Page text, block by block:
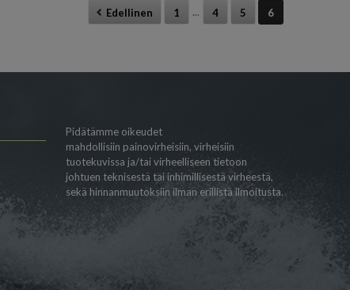
Edellinen 1 ... 4 5 6
Pidätämme oikeudet
mahdollisiin painovirheisiin, virheisiin
tuotekuvissa ja/tai virheelliseen tietoon
johtuen teknisestä tai inhimillisestä virheestä,
sekä hinnanmuutoksiin ilman erillistä ilmoitusta.